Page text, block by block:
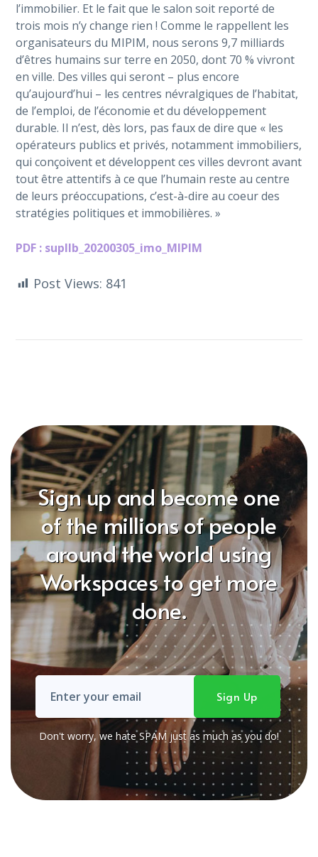
l’immobilier. Et le fait que le salon soit reporté de
trois mois n’y change rien ! Comme le rappellent les
organisateurs du MIPIM, nous serons 9,7 milliards
d’êtres humains sur terre en 2050, dont 70 % vivront
en ville. Des villes qui seront – plus encore
qu’aujourd’hui – les centres névralgiques de l’habitat,
de l’emploi, de l’économie et du développement
durable. Il n’est, dès lors, pas faux de dire que « les
opérateurs publics et privés, notamment immobiliers,
qui conçoivent et développent ces villes devront avant
tout être attentifs à ce que l’humain reste au centre
de leurs préoccupations, c’est-à-dire au coeur des
stratégies politiques et immobilières. »
PDF : supllb_20200305_imo_MIPIM
Post Views: 841
Sign up and become one
of the millions of people
around the world using
Workspaces to get more
done.
Don't worry, we hate SPAM just as much as you do!